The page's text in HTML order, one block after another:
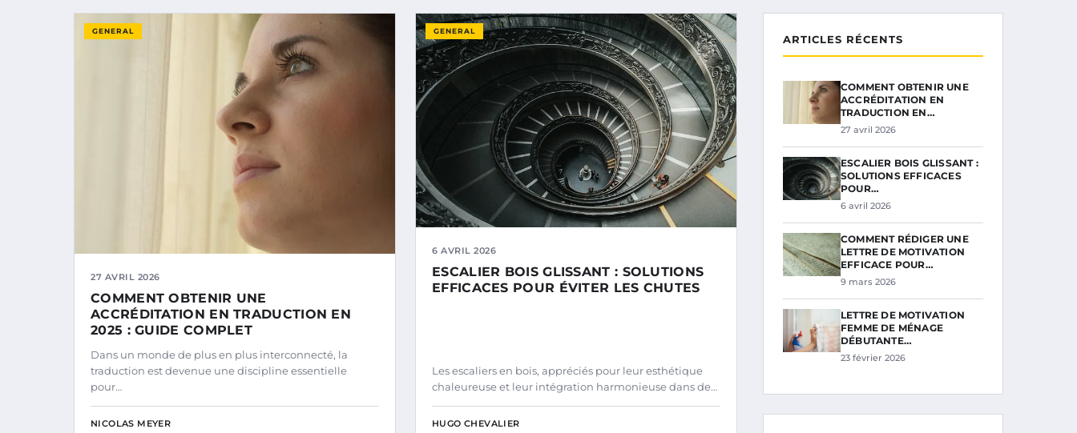
GENERAL
27 AVRIL 2026
COMMENT OBTENIR UNE
ACCRÉDITATION EN TRADUCTION EN
2025 : GUIDE COMPLET
Dans un monde de plus en plus interconnecté, la
traduction est devenue une discipline essentielle
pour…
NICOLAS MEYER
GENERAL
6 AVRIL 2026
ESCALIER BOIS GLISSANT : SOLUTIONS
EFFICACES POUR ÉVITER LES CHUTES
Les escaliers en bois, appréciés pour leur esthétique
chaleureuse et leur intégration harmonieuse dans de…
HUGO CHEVALIER
ARTICLES RÉCENTS
COMMENT OBTENIR UNE
ACCRÉDITATION EN
TRADUCTION EN…
27 avril 2026
ESCALIER BOIS GLISSANT :
SOLUTIONS EFFICACES
POUR…
6 avril 2026
COMMENT RÉDIGER UNE
LETTRE DE MOTIVATION
EFFICACE POUR…
9 mars 2026
LETTRE DE MOTIVATION
FEMME DE MÉNAGE
DÉBUTANTE…
23 février 2026